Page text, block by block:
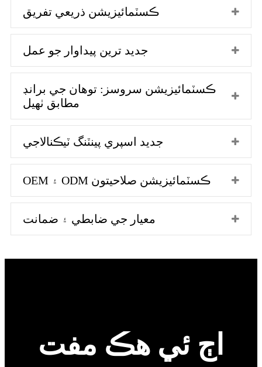
ڪسٽمائيزيشن ذريعي تفريق
جديد ترين پيداوار جو عمل
ڪسٽمائيزيشن سروسز: توهان جي برانڊ
مطابق ٺهيل
جديد اسپري پينٽنگ ٽيڪنالاجي
OEM ۽ ODM ڪسٽمائيزيشن صلاحيتون
معيار جي ضابطي ۽ ضمانت
اڄ ئي هڪ مفت